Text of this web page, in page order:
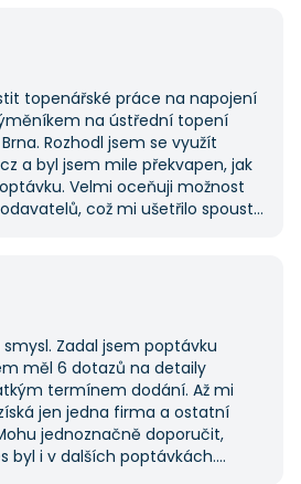
topenářské práce na napojení
na ústřední topení
Rozhodl jsem se využít
a byl jsem mile překvapen, jak
Velmi oceňuji možnost
což mi ušetřilo spoustu
práce.
Zadal jsem poptávku
měl 6 dotazů na detaily
termínem dodání. Až mi
jen jedna firma a ostatní
jednoznačně doporučit,
byl i v dalších poptávkách.